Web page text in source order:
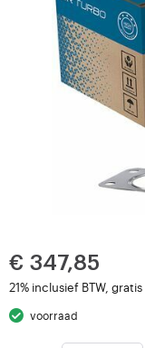
€ 347,85
21% inclusief BTW,
voorraad